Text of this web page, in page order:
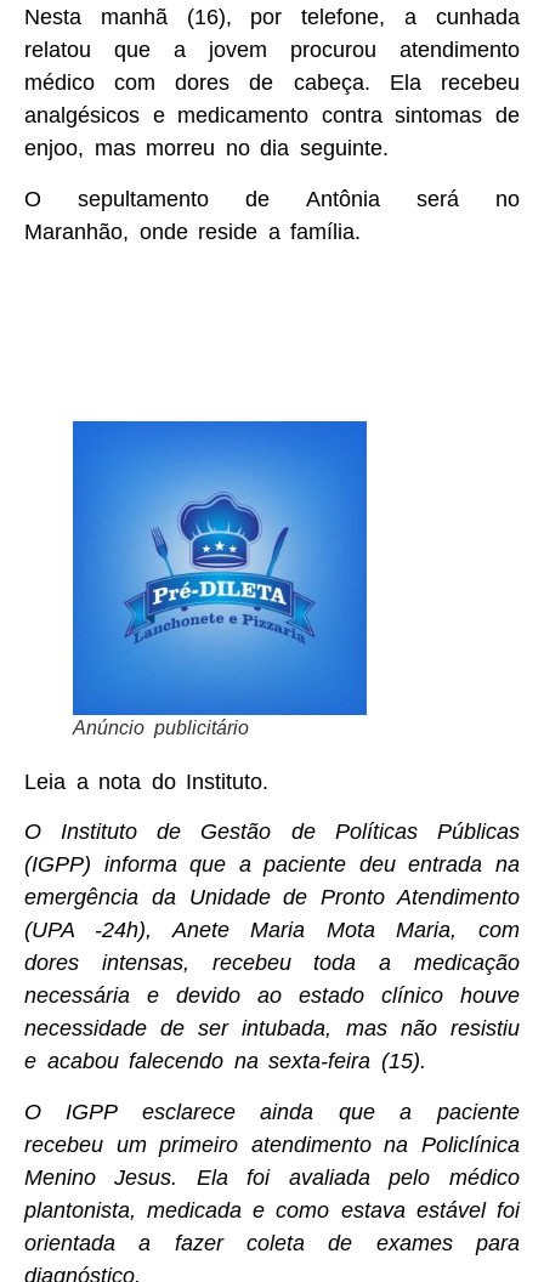
Nesta manhã (16), por telefone, a cunhada
relatou que a jovem procurou atendimento
médico com dores de cabeça. Ela recebeu
analgésicos e medicamento contra sintomas de
enjoo, mas morreu no dia seguinte.
O sepultamento de Antônia será no
Maranhão, onde reside a família.
Anúncio publicitário
Leia a nota do Instituto.
O Instituto de Gestão de Políticas Públicas
(IGPP) informa que a paciente deu entrada na
emergência da Unidade de Pronto Atendimento
(UPA -24h), Anete Maria Mota Maria, com
dores intensas, recebeu toda a medicação
necessária e devido ao estado clínico houve
necessidade de ser intubada, mas não resistiu
e acabou falecendo na sexta-feira (15).
O IGPP esclarece ainda que a paciente
recebeu um primeiro atendimento na Policlínica
Menino Jesus. Ela foi avaliada pelo médico
plantonista, medicada e como estava estável foi
orientada a fazer coleta de exames para
diagnóstico.